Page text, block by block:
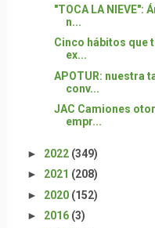
"TOCA LA NIEVE":
n...
Cinco hábitos que
ex...
APOTUR: nuestra
conv...
JAC Camiones
empr...
► 2022 (349)
► 2021 (208)
► 2020 (152)
► 2016 (3)